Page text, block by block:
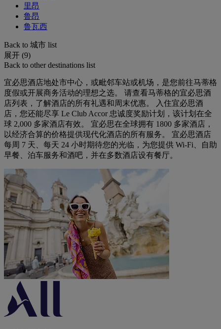
里昂
鲁昂
鲁瓦西
Back to 城市 list
展开 (9)
Back to other destinations list
宜必思酒店地处市中心，或毗邻车站或机场，是您前往马蒂格
度假或开展商务活动的理想之选。 请查看马蒂格的宜必思酒
店列表，了解酒店的所有礼遇和周末优惠。 入住宜必思酒
店，您还能尽享 Le Club Accor 忠诚度奖励计划，该计划在全
球 2,000 多家酒店有效。 宜必思在全球拥有 1800 多家酒店，
以经济合算的价格提供现代化酒店的所有服务。 宜必思酒店
每周 7 天、每天 24 小时期待您的光临，为您提供 Wi-Fi、自助
早餐、泊车服务和酒吧，并在多数酒店设有餐厅。